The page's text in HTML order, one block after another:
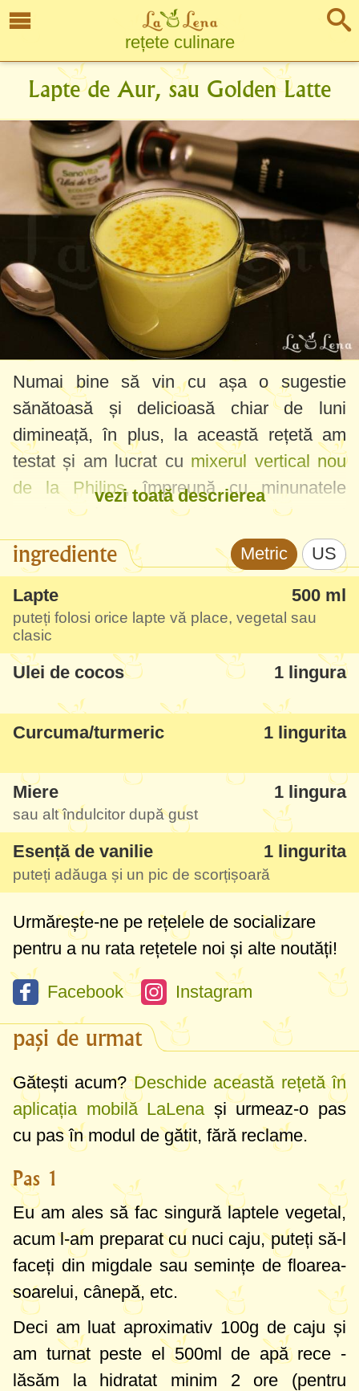
rețete culinare
Lapte de Aur, sau Golden Latte
Numai bine să vin cu așa o sugestie
sănătoasă și delicioasă chiar de luni
dimineață, în plus, la această rețetă am
testat și am lucrat cu mixerul vertical nou
de la Philips, împreună cu minunatele
produse de la
SanoVita
. Am observat
rețeta laptelui de aur în cartea de rețete cu
produsele SanoVita, știam de el mai
demult și uite că i-a venit timpul, a făcut
click și la mine. Este foarte gustos, colorat,
revigorant, plin de antioxidanți și cu efecte
minunate antiinflamatoare - chiar merită
încercat!
Eu folosesc turmeric sau curcuma destul
de mult la mâncăruri și garnituri, dar cu
această rețetă de lapte delicios îl puteți
consuma într-o formă și mai gustoasă,
rapidă și simplă.
Apropo, sunt foarte încântată de mixerul
Philips testat, vedeți mai jos ce am
punctat, și o mare noutate este că puteți
beneficia de 30% reducere la achiziția
online a acestui mixer vertical
introducând codul ‘ super-alimente’
magazinul Philips chiar aici.
vezi toată descrierea
ingrediente Metric US
Lapte 500 ml
puteți folosi orice lapte vă place, vegetal sau
clasic
Ulei de cocos 1 lingura
Curcuma/turmeric 1 lingurita
Miere 1 lingura
sau alt îndulcitor după gust
Esență de vanilie 1 lingurita
puteți adăuga și un pic de scorțișoară
Urmărește-ne pe rețelele de socializare
pentru a nu rata rețetele noi și alte noutăți!
Facebook Instagram
pași de urmat
Gătești acum?Deschide această rețetă în
aplicația mobilă LaLena și urmeaz-o pas
cu pas în modul de gătit, fără reclame.
Pas 1
Eu am ales să fac singură laptele vegetal,
acum l-am preparat cu nuci caju, puteți să-l
faceți din migdale sau semințe de floarea-
soarelui, cânepă, etc.
Deci am luat aproximativ 100g de caju și
am turnat peste el500ml de apă rece -
lăsăm la hidratat minim 2 ore (pentru